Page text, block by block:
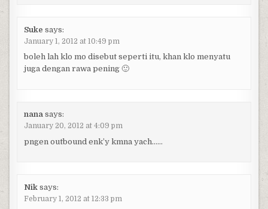
Suke says:
January 1, 2012 at 10:49 pm
boleh lah klo mo disebut seperti itu, khan klo menyatu
juga dengan rawa pening 🙂
nana says:
January 20, 2012 at 4:09 pm
pngen outbound enk’y kmna yach……
Nik says:
February 1, 2012 at 12:33 pm